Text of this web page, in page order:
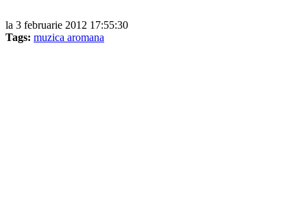
la 3 februarie 2012 17:55:30
Tags: muzica aromana